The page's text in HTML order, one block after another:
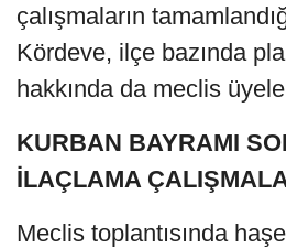
çalışmaların
Kördeve, ilçe bazında
hakkında da meclis
KURBAN BAYRAMI
İLAÇLAMA
Meclis toplantısında